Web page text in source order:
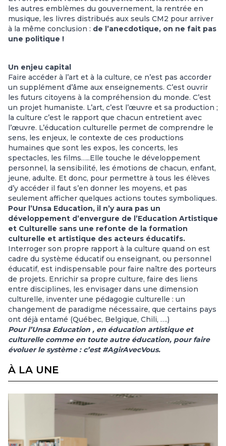
les autres emblèmes du gouvernement, la rentrée en
musique, les livres distribués aux seuls CM2 pour arriver
à la même conclusion : de l’anecdotique, on ne fait pas
une politique !
Un enjeu capital
Faire accéder à l’art et à la culture, ce n’est pas accorder
un supplément d’âme aux enseignements. C’est ouvrir
les futurs citoyens à la compréhension du monde. C’est
un projet humaniste. L’art, c’est l’œuvre et sa production ;
la culture c’est le rapport que chacun entretient avec
l’œuvre. L’éducation culturelle permet de comprendre le
sens, les enjeux, le contexte de ces productions
humaines que sont les expos, les concerts, les
spectacles, les films…..Elle touche le développement
personnel, la sensibilité, les émotions de chacun, enfant,
jeune, adulte. Et donc, pour permettre à tous les élèves
d’y accéder il faut s’en donner les moyens, et pas
seulement afficher quelques actions toutes symboliques.
Pour l’Unsa Education, il n’y aura pas un
développement d’envergure de l’Education Artistique
et Culturelle sans une refonte de la formation
culturelle et artistique des acteurs éducatifs.
Interroger son propre rapport à la culture quand on est
cadre du système éducatif ou enseignant, ou personnel
éducatif, est indispensable pour faire naître des porteurs
de projets. Enrichir sa propre culture, faire des liens
entre disciplines, les envisager dans une dimension
culturelle, inventer une pédagogie culturelle : un
changement de paradigme nécessaire, que certains pays
ont déjà entamé (Québec, Belgique, Chili, ….)
Pour l’Unsa Education , en éducation artistique et
culturelle comme en toute autre éducation, pour faire
évoluer le système : c’est #AgirAvecVous.
À LA UNE